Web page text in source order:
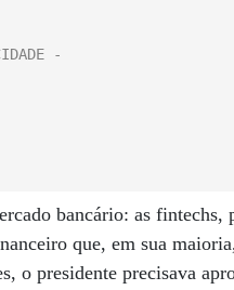
bancário: as fintechs,
que, em sua
o presidente precisava